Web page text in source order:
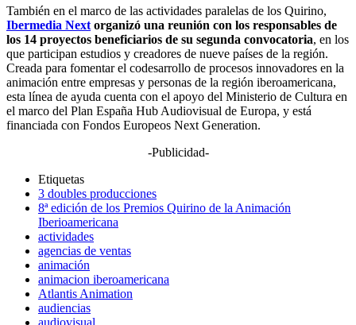
También en el marco de las actividades paralelas de los Quirino,
Ibermedia Next organizó una reunión con los responsables de
los 14 proyectos beneficiarios de su segunda convocatoria, en los
que participan estudios y creadores de nueve países de la región.
Creada para fomentar el codesarrollo de procesos innovadores en la
animación entre empresas y personas de la región iberoamericana,
esta línea de ayuda cuenta con el apoyo del Ministerio de Cultura en
el marco del Plan España Hub Audiovisual de Europa, y está
financiada con Fondos Europeos Next Generation.
-Publicidad-
Etiquetas
3 doubles producciones
8ª edición de los Premios Quirino de la Animación
Iberioamericana
actividades
agencias de ventas
animación
animacion iberoamericana
Atlantis Animation
audiencias
audiovisual